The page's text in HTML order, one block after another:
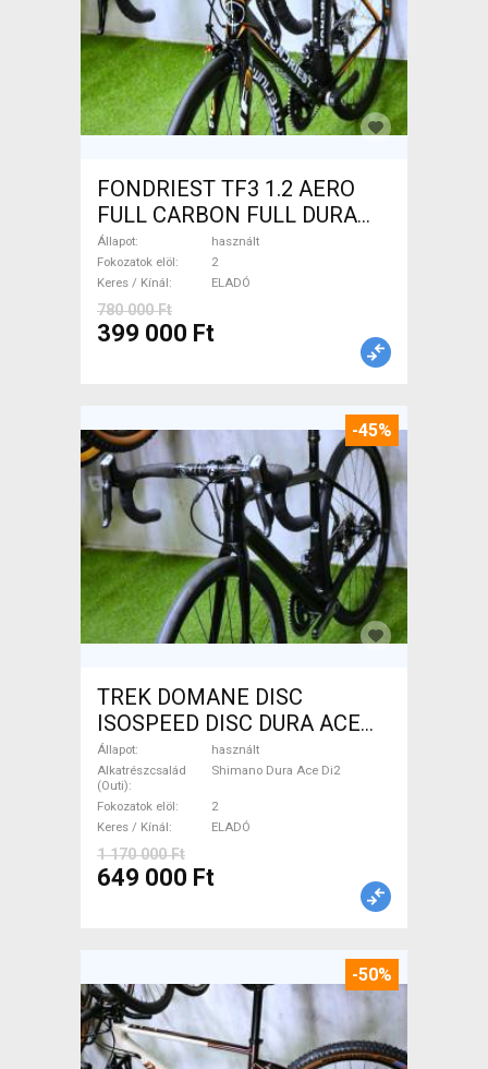
FONDRIEST TF3 1.2 AERO
FULL CARBON FULL DURA
ACE Országúti patkófék
használt ELADÓ
Állapot
használt
Fokozatok elöl
2
Keres / Kínál
ELADÓ
780 000 Ft
399 000 Ft
-45%
TREK DOMANE DISC
ISOSPEED DISC DURA ACE
Di2 2x11 52/53 Országúti
Shimano Dura Ace Di2
tárcsafék használt ELADÓ
Állapot
használt
Alkatrészcsalád
(Outi)
Shimano Dura Ace Di2
Fokozatok elöl
2
Keres / Kínál
ELADÓ
1 170 000 Ft
649 000 Ft
-50%